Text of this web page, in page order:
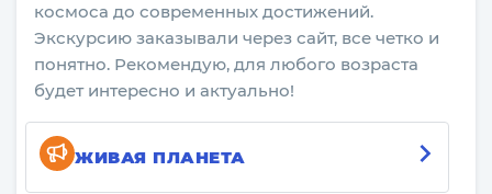
космоса до современных достижений.
Экскурсию заказывали через сайт, все четко и
понятно. Рекомендую, для любого возраста
будет интересно и актуально!
ЖИВАЯ ПЛАНЕТА